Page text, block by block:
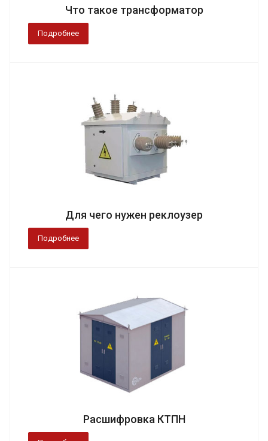
Что такое трансформатор
Подробнее
Для чего нужен реклоузер
Подробнее
Расшифровка КТПН